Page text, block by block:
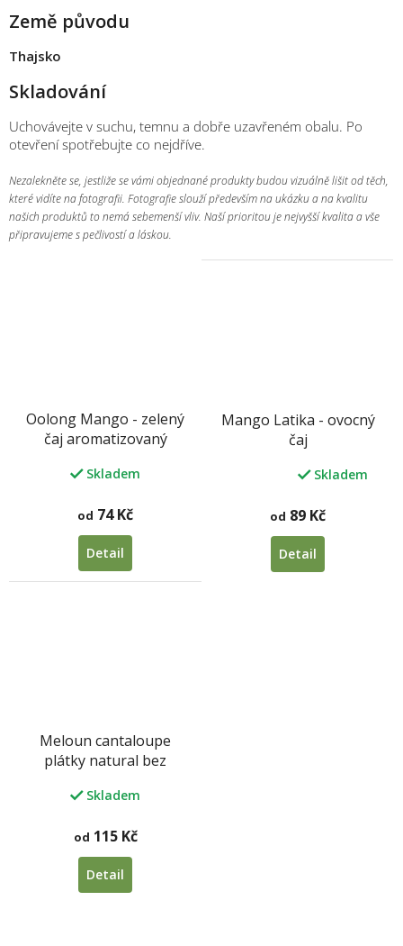
Země původu
Thajsko
Skladování
Uchovávejte v suchu, temnu a dobře uzavřeném obalu. Po
otevření spotřebujte co nejdříve.
Nezalekněte se, jestliže se vámi objednané produkty budou vizuálně lišit od těch,
které vidíte na fotografii. Fotografie slouží především na ukázku a na kvalitu
našich produktů to nemá sebemenší vliv. Naší prioritou je nejvyšší kvalita a vše
připravujeme s pečlivostí a láskou.
Oolong Mango - zelený
čaj aromatizovaný
Skladem
od 74 Kč
Detail
Mango Latika - ovocný
čaj
Skladem
od 89 Kč
Detail
Meloun cantaloupe
plátky natural bez
Skladem
od 115 Kč
Detail